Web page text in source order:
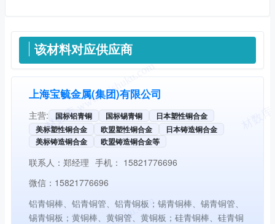
供应信息
该材料对应供应商
上海宝毓金属(集团)有限公司
主营: 国标铝青铜 国标锡青铜
日本塑性铜合金
美标塑性铜合金
欧盟塑性铜合金
日本铸造铜合金
美标铸造铜合金
欧盟铸造铜合金等
联系人： 郑经理 手机： 15821776696
微信： 15821776696
铝青铜棒、铝青铜管、铝青铜板；锡青铜棒、锡青铜管、
锡青铜板；黄铜棒、黄铜管、黄铜板；硅青铜棒、硅青铜